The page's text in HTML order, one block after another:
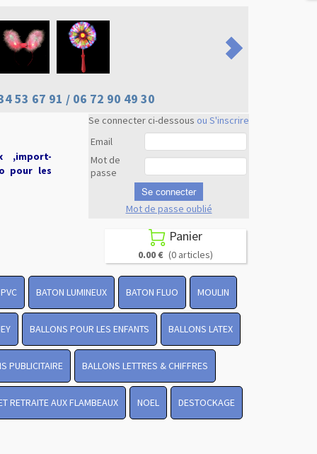
53 67 91 / 06 72 90 49 30
Se connecter ci-dessous ou S'inscrire
Email
Mot de
passe
Se connecter
Mot de passe oublié
,import-
pour les
 Panier
0.00 € (0 articles)
BATON LUMINEUX BATON FLUO MOULIN
BALLONS POUR LES ENFANTS BALLONS LATEX
PUBLICITAIRE BALLONS LETTRES & CHIFFRES
RETRAITE AUX FLAMBEAUX NOEL DESTOCKAGE